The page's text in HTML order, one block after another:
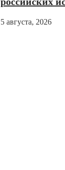
5 августа, 2026